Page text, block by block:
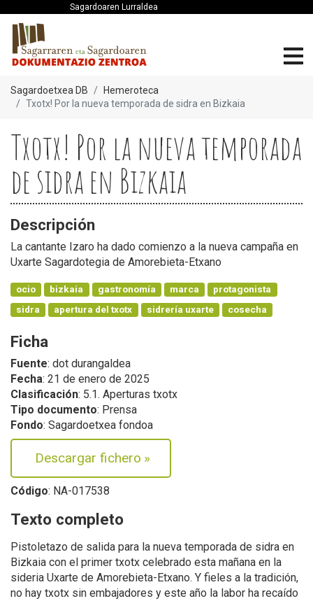
Sagardoaren Lurraldea
Sagardoetxea DB
Hemeroteca
Txotx! Por la nueva temporada de sidra en Bizkaia
Txotx! Por la nueva temporada
de sidra en Bizkaia
Descripción
La cantante Izaro ha dado comienzo a la nueva campaña en
Uxarte Sagardotegia de Amorebieta-Etxano
ocio bizkaia gastronomía marca
protagonista
sidra
apertura del txotx sidrería uxarte cosecha
Ficha
Fuente: dot durangaldea
Fecha: 21 de enero de 2025
Clasificación: 5.1. Aperturas txotx
Tipo documento: Prensa
Fondo: Sagardoetxea fondoa
Descargar fichero »
Código: NA-017538
Texto completo
Pistoletazo de salida para la nueva temporada de sidra en
Bizkaia con el primer txotx celebrado esta mañana en la
sideria Uxarte de Amorebieta-Etxano. Y fieles a la tradición,
no hay txotx sin embajadores y este año la labor ha recaído